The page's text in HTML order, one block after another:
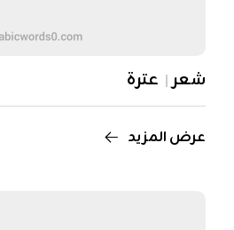
شعر عترة
عرض المزيد